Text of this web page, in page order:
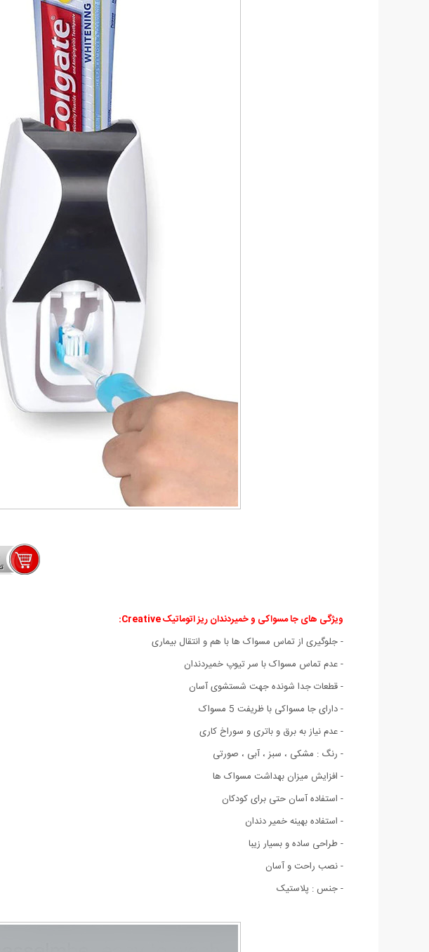
ویژگی های جا مسواکی و خمیردندان ریز اتوماتیک Creative:
-جلوگیری از تماس مسواک ها با هم و انتقال بیماری
- عدم تماس مسواک با سر تیوپ خمیردندان
- قطعات جدا شونده جهت شستشوی آسان
- دارای جا مسواکی با ظریفت 5 مسواک
- عدم نیاز به برق و باتری و سوراخ کاری
- رنگ : مشکی ، سبز ، آبی ، صورتی
- افزایش میزان بهداشت مسواک ها
- استفاده آسان حتی برای کودکان
- استفاده بهینه خمیر دندان
- طراحی ساده و بسیار زیبا
- نصب راحت و آسان
- جنس : پلاستیک